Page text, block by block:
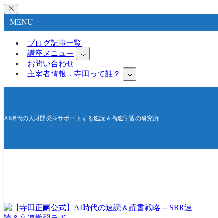
MENU
ブログ記事一覧
講座メニュー
お問い合わせ
主宰者情報：寺田って誰？
AI時代の人財開発をサポートする速読＆高速学習の研究所